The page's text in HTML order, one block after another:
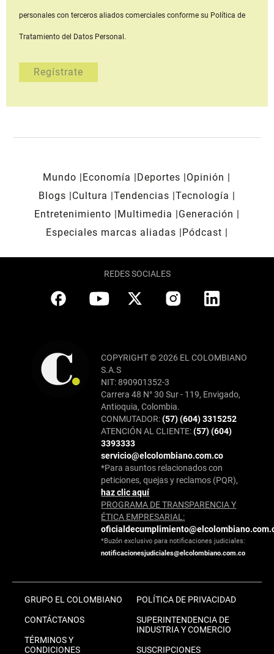
personales con terceros aliados comerciales conforme su Política de
Tratamiento del Datos Personal.
Mundo Economía Deportes
Opinión
Blogs
Cultura Tendencias Tecnología
Entretenimiento
Multimedia
Generación
Especiales marcas aliadas
Pódcast
REDES SOCIALES
COPYRIGHT © 2026 EL COLOMBIANO
S.A.S
NIT: 890901352-3
Carrera 48 N° 30 Sur - 119, Envigado,
Antioquia, Colombia.
CONMUTADOR:(57) (604) 3315252
ATENCIÓN AL CLIENTE:(57) (604)
3393333
servicio@elcolombiano.com.co
*Para asuntos relacionados con
peticiones, quejas y reclamos (PQR),
haz clic aquí
PROGRAMA DE TRANSPARENCIA Y
ÉTICA EMPRESARIAL:
*Buzón exclusivo para notificaciones judiciales:
notificacionesjudiciales@elcolombiano.com.co
GRUPO EL COLOMBIANO
CONTÁCTANOS
TÉRMINOS Y
CONDICIONES
POLÍTICA DE PRIVACIDAD
SUPERINTENDENCIA DE
INDUSTRIA Y COMERCIO
SUSCRIPCIONES